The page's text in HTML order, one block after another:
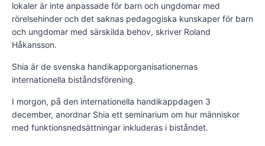
lokaler är inte anpassade för barn och ungdomar med
rörelsehinder och det saknas pedagogiska kunskaper för barn
och ungdomar med särskilda behov, skriver Roland
Håkansson.
Shia är de svenska handikapporganisationernas
internationella biståndsförening.
I morgon, på den internationella handikappdagen 3
december, anordnar Shia ett seminarium om hur människor
med funktionsnedsättningar inkluderas i biståndet.